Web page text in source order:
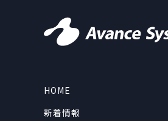
HOME
新着情報